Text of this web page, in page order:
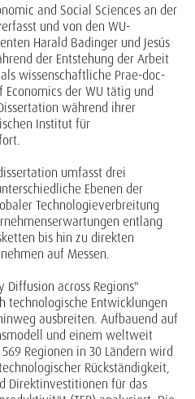
and Social Sciences an der
und von den WU-
Harald Badinger und Jesús
der Entstehung der Arbeit
wissenschaftliche Prae-doc-
der WU tätig und
während ihrer
Institut für
umfasst drei
Ebenen der
Technologieverbreitung
entlang
bis hin zu direkten
auf Messen.
Diffusion across Regions"
technologische Entwicklungen
ausbreiten. Aufbauend auf
und einem weltweit
Regionen in 30 Ländern wird
Rückständigkeit,
Direktinvestitionen für das